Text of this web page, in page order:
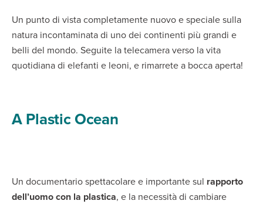
Un punto di vista completamente nuovo e speciale sulla
natura incontaminata di uno dei continenti più grandi e
belli del mondo. Seguite la telecamera verso la vita
quotidiana di elefanti e leoni, e rimarrete a bocca aperta!
A Plastic Ocean
Un documentario spettacolare e importante sul rapporto
dell’uomo con la plastica, e la necessità di cambiare